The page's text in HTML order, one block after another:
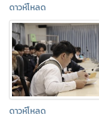
ดาวห์โหลด
ดาวห์โหลด